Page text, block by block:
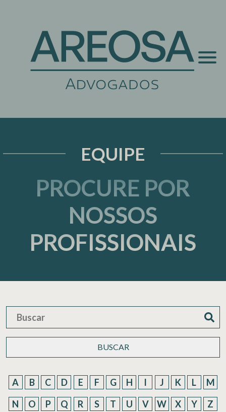
EQUIPE
PROCURE POR
NOSSOS
PROFISSIONAIS
BUSCAR
A B C D E F G H I J K L
M
N
O P Q R S T U V W X Y Z